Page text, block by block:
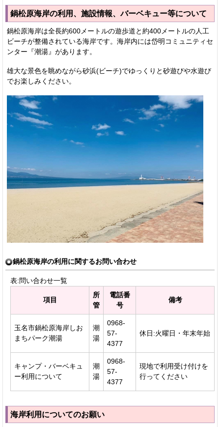
鍋松原海岸の利用、施設情報、バーベキュー等について
鍋松原海岸は全長約600メートルの遊歩道と約400メートルの人工
ビーチが整備されている海岸です。海岸内には岱明コミュニティセ
ンター『潮湯』があります。
雄大な景色を眺めながら砂浜(ビーチ)でゆっくりと砂遊びや水遊び
でお楽しみください。
鍋松原海岸の利用に関するお問い合わせ
表:問い合わせ一覧
項目
所
管
電話番
号
備考
玉名市鍋松原海岸しお
まちパーク潮湯
潮
湯
0968-
57-
4377
休日:火曜日・年末年始
キャンプ・バーベキュ
ー利用について
潮
湯
0968-
57-
4377
現地で利用受け付けを
行ってください
海岸利用についてのお願い